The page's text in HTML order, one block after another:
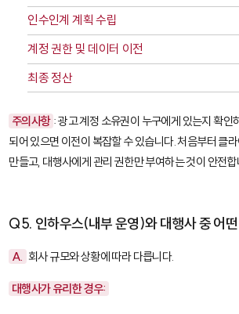
인수인계 계획 수립
계정 권한 및 데이터 이전
최종 정산
주의사항 : 광고 계정 소유권이 누구에게 있는지 확인
되어 있으면 이전이 복잡할 수 있습니다. 처음부터 클
만들고, 대행사에게 관리 권한만 부여하는 것이 안전합
Q5. 인하우스(내부 운영)와 대행사 중 어
A. 회사 규모와 상황에 따라 다릅니다.
대행사가 유리한 경우: